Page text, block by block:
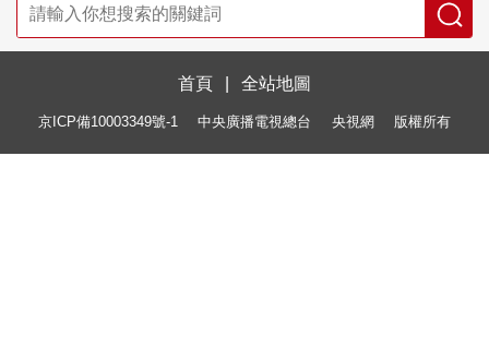
首頁 全站地圖
京ICP備10003349號-1 中央廣播電視總台 央視網 版權所有